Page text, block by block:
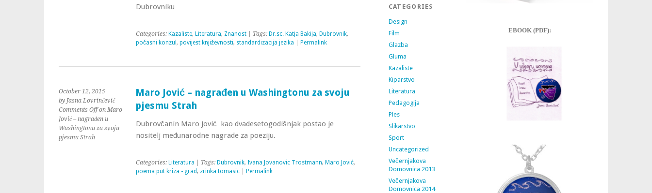
Dubrovniku
Categories: Kazaliste, Literatura, Znanost| Tags: Dr.sc. Katja Bakija, Dubrovnik,
počasni konzul , povijest književnosti, standardizacija jezika Permalink
October 12, 2015
by Jasna Lovrinčević
Comments Offon Maro
Jović – nagrađen u
Washingtonu za svoju
pjesmu Strah
Maro Jović – nagrađen u Washingtonu za svoju
pjesmu Strah
Dubrovčanin Maro Jović kao dvadesetogodišnjak postao je
nositelj međunarodne nagrade za poeziju.
Categories: Literatura | Tags: Dubrovnik, Ivana Jovanovic Trostmann, Maro Jović,
poema put kriza - grad, zrinka tomasic| Permalink
CATEGORIES
Design
Film
Glazba
Gluma
Kazaliste
Kiparstvo
Literatura
Pedagogija
Ples
Slikarstvo
Sport
Uncategorized
Večernjakova
Domovnica 2013
Večernjakova
Domovnica 2014
EBOOK (PDF):